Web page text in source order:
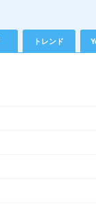
トレンド